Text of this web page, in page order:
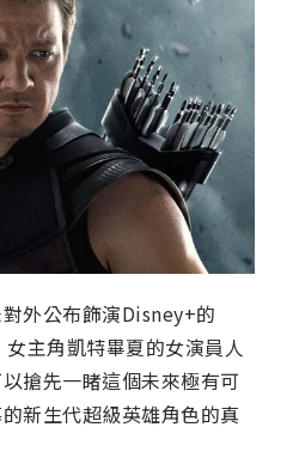
外公布飾演Disney+的
主角凱特畢夏的女演員人
搶先一睹這個未來極有可
新生代超級英雄角色的真